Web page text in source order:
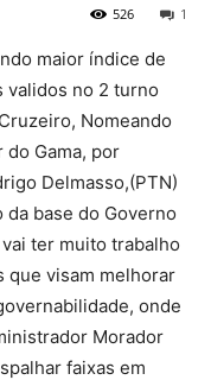
1
526
maior índice de
validos no 2 turno
Nomeando
Gama, por
Delmasso,(PTN)
base do Governo
ter muito trabalho
que visam melhorar
onde
Morador
faixas em